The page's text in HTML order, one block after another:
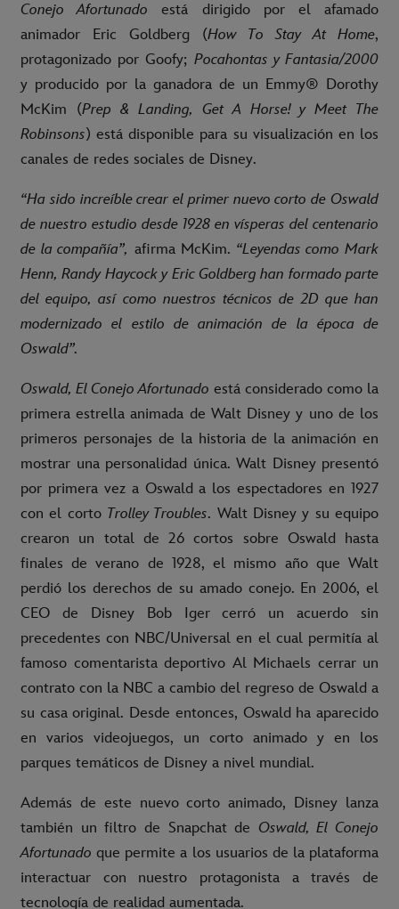
Conejo Afortunado está dirigido por el afamado
animador Eric Goldberg (How To Stay At Home,
protagonizado por Goofy; Pocahontas y Fantasia/2000
y producido por la ganadora de un Emmy® Dorothy
McKim (Prep & Landing, Get A Horse! y Meet The
Robinsons) está disponible para su visualización en los
canales de redes sociales de Disney.
“Ha sido increíble crear el primer nuevo corto de Oswald
de nuestro estudio desde 1928 en vísperas del centenario
de la compañía”, afirma McKim. “Leyendas como Mark
Henn, Randy Haycock y Eric Goldberg han formado parte
del equipo, así como nuestros técnicos de 2D que han
modernizado el estilo de animación de la época de
Oswald”.
Oswald, El Conejo Afortunado está considerado como la
primera estrella animada de Walt Disney y uno de los
primeros personajes de la historia de la animación en
mostrar una personalidad única. Walt Disney presentó
por primera vez a Oswald a los espectadores en 1927
con el corto Trolley Troubles. Walt Disney y su equipo
crearon un total de 26 cortos sobre Oswald hasta
finales de verano de 1928, el mismo año que Walt
perdió los derechos de su amado conejo. En 2006, el
CEO de Disney Bob Iger cerró un acuerdo sin
precedentes con NBC/Universal en el cual permitía al
famoso comentarista deportivo Al Michaels cerrar un
contrato con la NBC a cambio del regreso de Oswald a
su casa original. Desde entonces, Oswald ha aparecido
en varios videojuegos, un corto animado y en los
parques temáticos de Disney a nivel mundial.
Además de este nuevo corto animado, Disney lanza
también un filtro de Snapchat de Oswald, El Conejo
Afortunado que permite a los usuarios de la plataforma
interactuar con nuestro protagonista a través de
tecnología de realidad aumentada.